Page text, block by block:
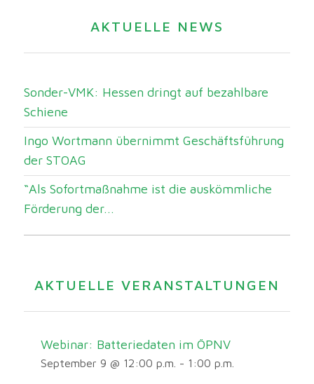
AKTUELLE NEWS
Sonder-VMK: Hessen dringt auf bezahlbare
Schiene
Ingo Wortmann übernimmt Geschäftsführung
der STOAG
“Als Sofortmaßnahme ist die auskömmliche
Förderung der...
AKTUELLE VERANSTALTUNGEN
Webinar: Batteriedaten im ÖPNV
September 9 @ 12:00 p.m. - 1:00 p.m.